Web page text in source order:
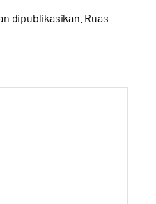
dipublikasikan. Ruas